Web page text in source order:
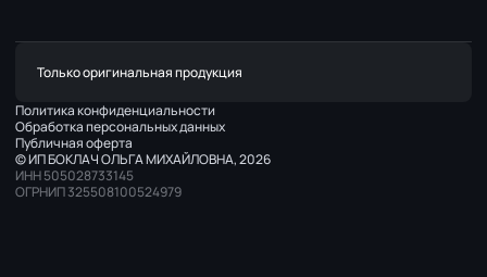
Только оригинальная продукция
Политика конфиденциальности
Обработка персональных данных
Публичная оферта
© ИП БОКЛАЧ ОЛЬГА МИХАЙЛОВНА, 2026
ИНН 505028733145
ОГРНИП 325508100524979